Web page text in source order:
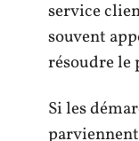
service
souvent
résoudre le
Si les